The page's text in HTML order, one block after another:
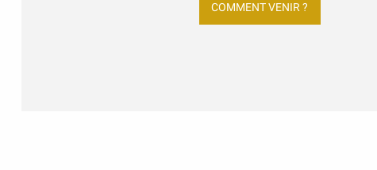
COMMENT VENIR ?